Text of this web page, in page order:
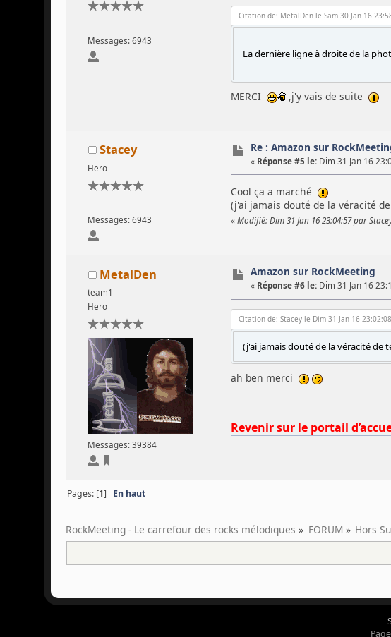
Messages: 6943
Citation de: MetalDen le Sam 30 Jan 16
La dernière ligne à droite de la
MERCI ,j'y vais de suite
Stacey
Hero
Messages: 6943
Re : Amazon sur
« Réponse #5 le: Dim 31 Jan 16
Cool ça a marché
(j'ai jamais douté de la véracité
« Modifié: Dim 31 Jan 16 23:04:57 par
MetalDen
team1
Hero
Messages: 39384
Amazon sur RockMeeting
« Réponse #6 le: Dim 31 Jan 16
Citation de: Stacey le Dim 31 Jan 16 23:02:08
(j'ai jamais douté de la véracité de
ah ben merci
Revenir sur le portail
Pages: [1] En haut
RockMeeting - Le carrefour des rocks mélodiques » FORUM » Hors